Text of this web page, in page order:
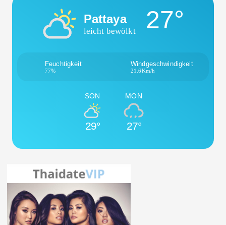
Pattaya
leicht bewölkt 27°
Feuchtigkeit
77%
Windgeschwindigkeit
21.6Km/h
SON
29°
MON
27°